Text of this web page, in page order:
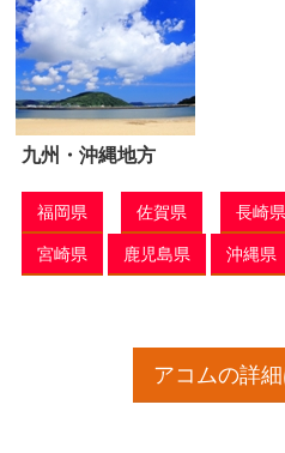
九州・沖縄地方
福岡県 佐賀県 長崎県
宮崎県
鹿児島県 沖縄県
アコムの詳